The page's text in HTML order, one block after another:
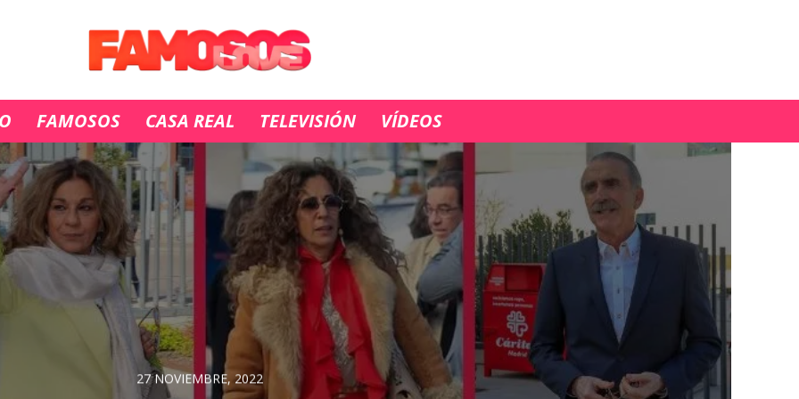
FAMOSOS CASA REAL TELEVISIÓN VÍDEOS
27 NOVIEMBRE, 2022